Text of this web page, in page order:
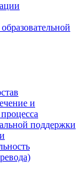
и
поддержки